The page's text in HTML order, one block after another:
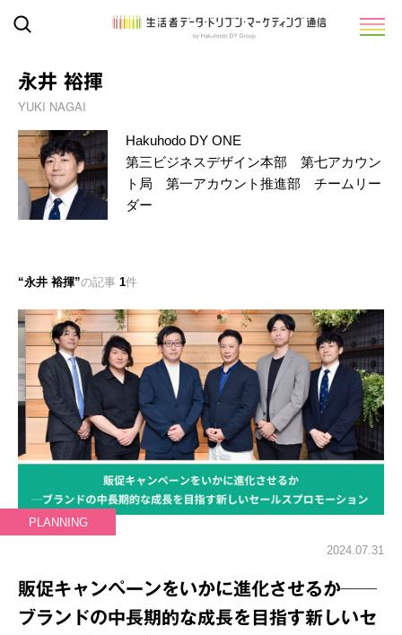
永井 裕揮
YUKI NAGAI
Hakuhodo DY ONE
第三ビジネスデザイン本部 第七アカウン
ト局 第一アカウント推進部 チームリー
ダー
永井 裕揮 の記事 1件
PLANNING
2024.07.31
販促キャンペーンをいかに進化させるか──
ブランドの中長期的な成長を目指す新しいセ